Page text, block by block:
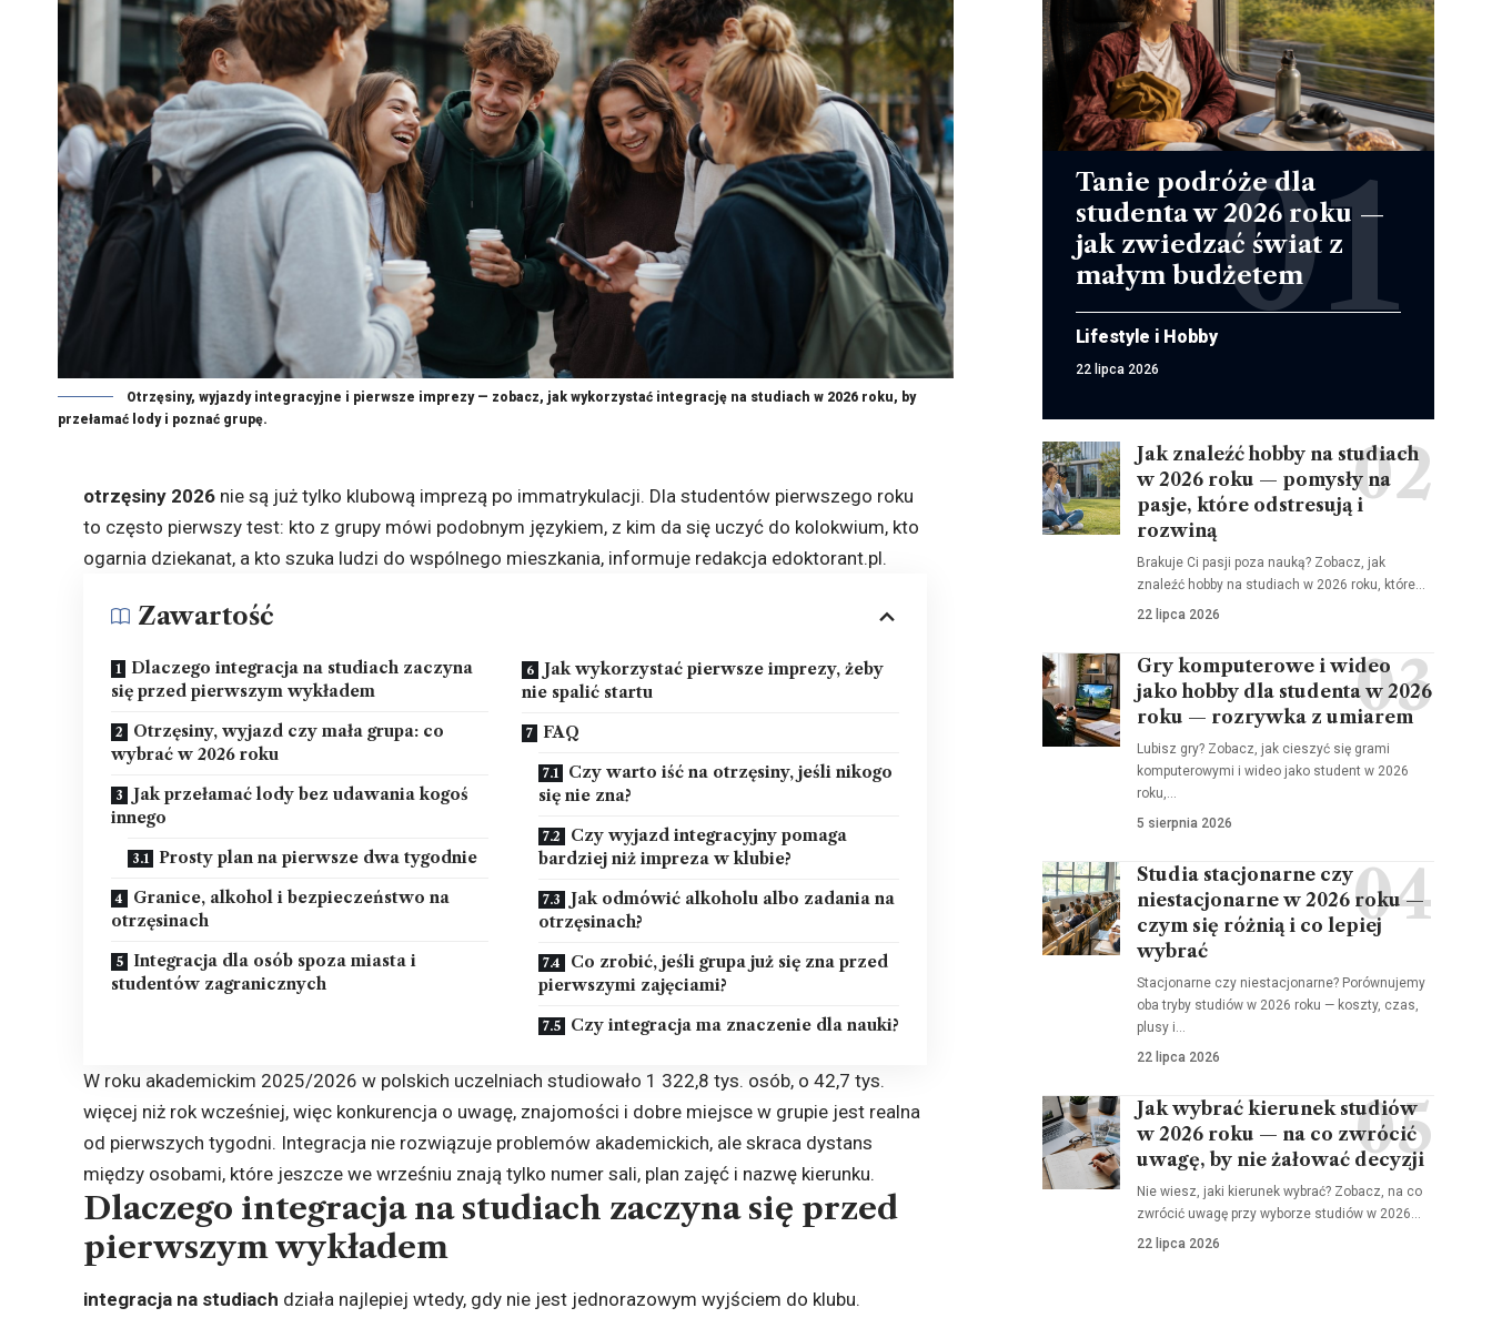
Otrzęsiny, wyjazdy integracyjne i pierwsze imprezy — zobacz, jak wykorzystać integrację na studiach w 2026 roku, by
przełamać lody i poznać grupę.
otrzęsiny 2026 nie są już tylko klubową imprezą po immatrykulacji. Dla studentów pierwszego roku
to często pierwszy test: kto z grupy mówi podobnym językiem, z kim da się uczyć do kolokwium, kto
ogarnia dziekanat, a kto szuka ludzi do wspólnego mieszkania, informuje redakcja edoktorant.pl.
Zawartość
Dlaczego integracja na studiach zaczyna
się przed pierwszym wykładem
Otrzęsiny, wyjazd czy mała grupa: co
wybrać w 2026 roku
Jak przełamać lody bez udawania kogoś
innego
Prosty plan na pierwsze dwa tygodnie
Granice, alkohol i bezpieczeństwo na
otrzęsinach
Integracja dla osób spoza miasta i
studentów zagranicznych
Jak wykorzystać pierwsze imprezy, żeby
nie spalić startu
FAQ
Czy warto iść na otrzęsiny, jeśli nikogo
się nie zna?
Czy wyjazd integracyjny pomaga
bardziej niż impreza w klubie?
Jak odmówić alkoholu albo zadania na
otrzęsinach?
Co zrobić, jeśli grupa już się zna przed
pierwszymi zajęciami?
Czy integracja ma znaczenie dla nauki?
W roku akademickim 2025/2026 w polskich uczelniach studiowało 1 322,8 tys. osób, o 42,7 tys.
więcej niż rok wcześniej, więc konkurencja o uwagę, znajomości i dobre miejsce w grupie jest realna
od pierwszych tygodni. Integracja nie rozwiązuje problemów akademickich, ale skraca dystans
między osobami, które jeszcze we wrześniu znają tylko numer sali, plan zajęć i nazwę kierunku.
Dlaczego integracja na studiach zaczyna się przed
pierwszym wykładem
integracja na studiach działa najlepiej wtedy, gdy nie jest jednorazowym wyjściem do klubu.
Tanie podróże dla
studenta w 2026 roku —
jak zwiedzać świat z
małym budżetem
Lifestyle i Hobby
22 lipca 2026
Jak znaleźć hobby na studiach
w 2026 roku — pomysły na
pasje, które odstresują i
rozwiną
Brakuje Ci pasji poza nauką? Zobacz, jak
znaleźć hobby na studiach w 2026 roku, które…
22 lipca 2026
Gry komputerowe i wideo
jako hobby dla studenta w 2026
roku — rozrywka z umiarem
Lubisz gry? Zobacz, jak cieszyć się grami
komputerowymi i wideo jako student w 2026
roku,…
5 sierpnia 2026
Studia stacjonarne czy
niestacjonarne w 2026 roku —
czym się różnią i co lepiej
wybrać
Stacjonarne czy niestacjonarne? Porównujemy
oba tryby studiów w 2026 roku — koszty, czas,
plusy i…
22 lipca 2026
Jak wybrać kierunek studiów
w 2026 roku — na co zwrócić
uwagę, by nie żałować decyzji
Nie wiesz, jaki kierunek wybrać? Zobacz, na co
zwrócić uwagę przy wyborze studiów w 2026…
22 lipca 2026